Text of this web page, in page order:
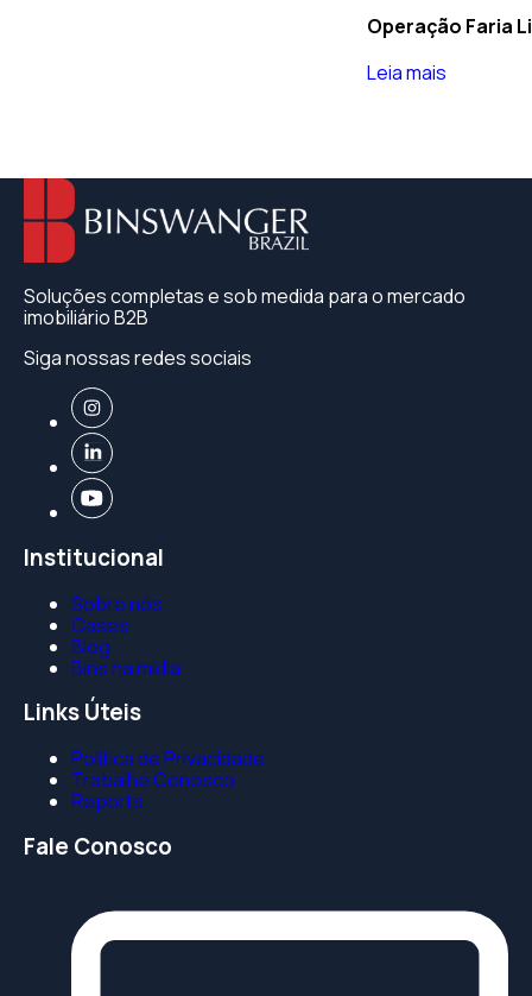
Operação Faria
Leia mais
Soluções completas e sob medida para o mercado
imobiliário B2B
Siga nossas redes sociais
Institucional
Sobre nós
Cases
Blog
Bins na mídia
Links Úteis
Política de Privacidade
Trabalhe Conosco
Reports
Fale Conosco